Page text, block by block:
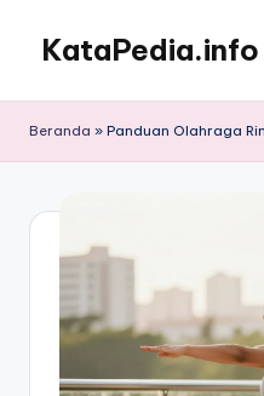
content
KataPedia.info
Terbaru
Beranda » Panduan Olahraga